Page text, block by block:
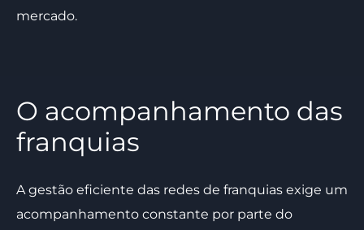
mercado.
O acompanhamento das
franquias
A gestão eficiente das redes de franquias exige um
acompanhamento constante por parte do